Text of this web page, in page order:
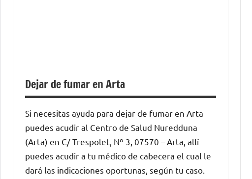
Dejar de fumar en Arta
Si necesitas ayuda para dejar de fumar en Arta
puedes acudir al Centro de Salud Nuredduna
(Arta) en C/ Trespolet, Nº 3, 07570 – Arta, allí
puedes acudir a tu médico de cabecera el cual le
dará las indicaciones oportunas, según tu caso.